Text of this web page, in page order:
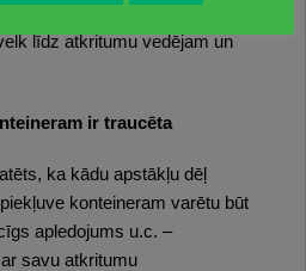
līdz atkritumu vedējam un
ir traucēta
ka kādu apstākļu dēļ
konteineram varētu būt
apledojums u.c. –
savu atkritumu